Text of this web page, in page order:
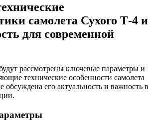
самолета Сухого Т-4 и
для современной
рассмотрены ключевые параметры и
технические особенности самолета
обсуждена его актуальность и важность в